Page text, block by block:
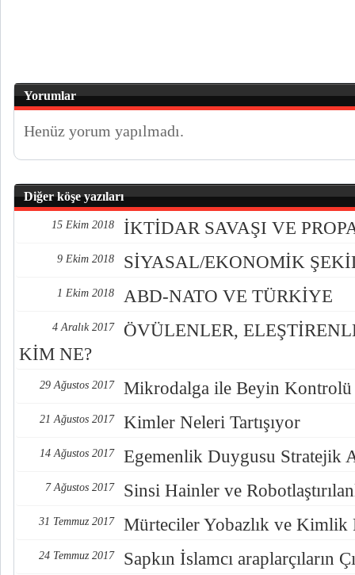
Yorumlar
Henüz yorum yapılmadı.
Diğer köşe yazıları
15 Ekim 2018 İKTİDAR SAVAŞI VE
9 Ekim 2018 SİYASAL/EKONOMİK
1 Ekim 2018 ABD-NATO VE TÜRKİYE
4 Aralık 2017
ÖVÜLENLER,
KİM NE?
29 Ağustos 2017 Mikrodalga ile Beyin Kontrolü
21 Ağustos 2017 Kimler Neleri Tartışıyor
14 Ağustos 2017 Egemenlik Duygusu Stratejik
7 Ağustos 2017 Sinsi Hainler ve
31 Temmuz 2017 Mürteciler Yobazlık ve Kimlik
24 Temmuz 2017 Sapkın İslamcı araplarçıların